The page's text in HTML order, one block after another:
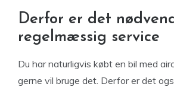
Derfor er det
regelmæssig service
Du har naturligvis købt en bil med
gerne vil bruge det. Derfor er det